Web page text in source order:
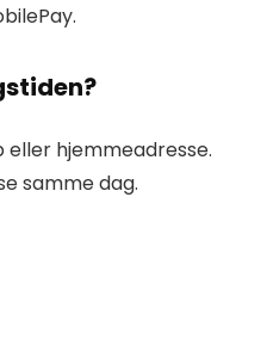
eller hjemmeadresse.
samme dag.